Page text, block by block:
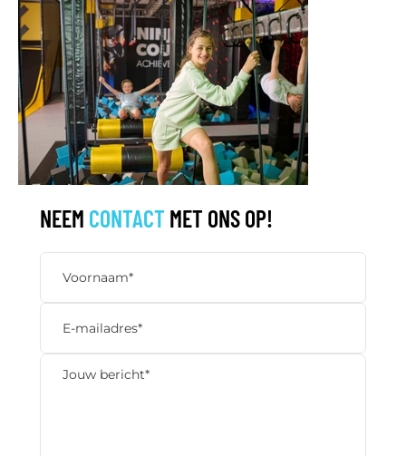
NEEM CONTACT MET ONS OP!